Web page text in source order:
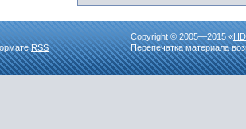
RSS
Copyright © 2005—2015 «
Перепечатка материала